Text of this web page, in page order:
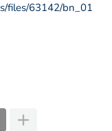
files/63142/bn_01